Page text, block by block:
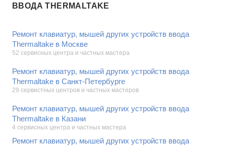
ВВОДА THERMALTAKE
Ремонт клавиатур, мышей других устройств ввода
Thermaltake в Москве
52 сервисных центра и частных мастера
Ремонт клавиатур, мышей других устройств ввода
Thermaltake в Санкт-Петербурге
29 сервистных центров и частных мастеров
Ремонт клавиатур, мышей других устройств ввода
Thermaltake в Казани
4 сервисных центра и частных мастера
Ремонт клавиатур, мышей других устройств ввода